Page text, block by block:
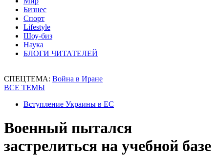
Бизнес
Спорт
Lifestyle
Шоу-биз
Наука
БЛОГИ ЧИТАТЕЛЕЙ
СПЕЦТЕМА: Война в Иране
ВСЕ ТЕМЫ
Вступление Украины в ЕС
Военный пытался
застрелиться на учебной базе